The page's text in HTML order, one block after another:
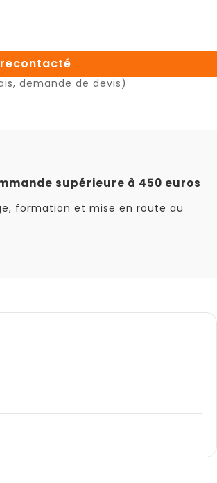
demande de devis)
supérieure à 450 euros
formation et mise en route au